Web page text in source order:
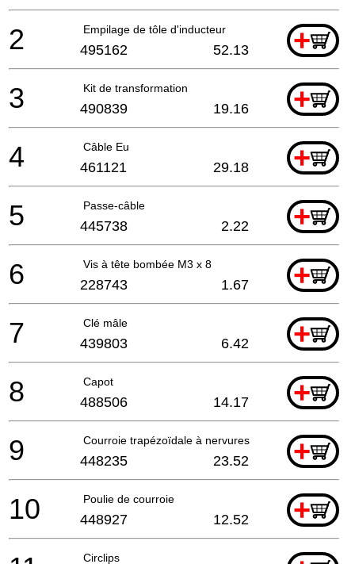
Empilage de tôle d'inducteur +
2 495162 52.13
Kit de transformation +
3 490839 19.16
Câble Eu +
4 461121 29.18
Passe-câble +
5 445738 2.22
Vis à tête bombée M3 x 8 +
6 228743 1.67
Clé mâle +
7 439803 6.42
Capot +
8 488506 14.17
Courroie trapézoïdale à nervures +
9 448235 23.52
Poulie de courroie +
10 448927 12.52
Circlips